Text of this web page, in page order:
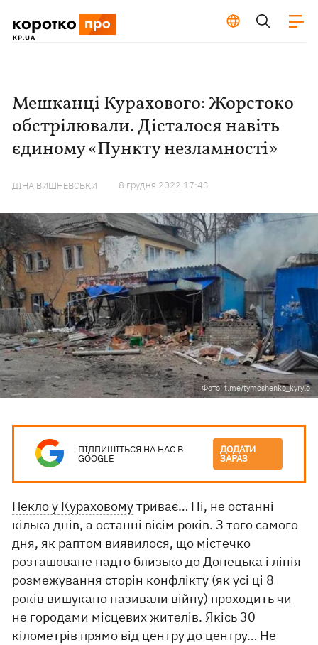
Мешканці Курахового: Жорстоко
обстрілювали. Дісталося навіть
єдиному «Пункту незламності»
ДІНА ВИШНЕВСЬКИ 8 грудня 2022 17:43
Фото: t.me/tymoshenko_kyrylo
ПІДПИШІТЬСЯ НА НАС В
GOOGLE
ДОДАТИ
ЗАРАЗ
Пекло у Кураховомутриває… Ні, не останні
кілька днів, а останні вісім років. З того самого
дня, як раптом виявилося, що містечко
розташоване надто близько до Донецька і лінія
розмежування сторін конфлікту (як усі ці 8
років вишукано називали війну) проходить чи
не городами місцевих жителів. Якісь 30
кілометрів прямо від центру до центру… Не